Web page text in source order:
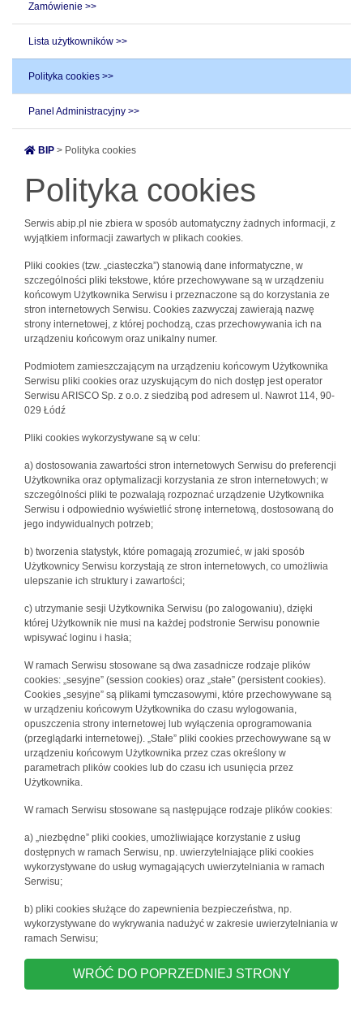
Zamówienie >>
Lista użytkowników >>
Polityka cookies >>
Panel Administracyjny >>
BIP > Polityka cookies
Polityka cookies
Serwis abip.pl nie zbiera w sposób automatyczny żadnych informacji, z
wyjątkiem informacji zawartych w plikach cookies.
Pliki cookies (tzw. „ciasteczka”) stanowią dane informatyczne, w
szczególności pliki tekstowe, które przechowywane są w urządzeniu
końcowym Użytkownika Serwisu i przeznaczone są do korzystania ze
stron internetowych Serwisu. Cookies zazwyczaj zawierają nazwę
strony internetowej, z której pochodzą, czas przechowywania ich na
urządzeniu końcowym oraz unikalny numer.
Podmiotem zamieszczającym na urządzeniu końcowym Użytkownika
Serwisu pliki cookies oraz uzyskującym do nich dostęp jest operator
Serwisu ARISCO Sp. z o.o. z siedzibą pod adresem ul. Nawrot 114, 90-
029 Łódź
Pliki cookies wykorzystywane są w celu:
a) dostosowania zawartości stron internetowych Serwisu do preferencji
Użytkownika oraz optymalizacji korzystania ze stron internetowych; w
szczególności pliki te pozwalają rozpoznać urządzenie Użytkownika
Serwisu i odpowiednio wyświetlić stronę internetową, dostosowaną do
jego indywidualnych potrzeb;
b) tworzenia statystyk, które pomagają zrozumieć, w jaki sposób
Użytkownicy Serwisu korzystają ze stron internetowych, co umożliwia
ulepszanie ich struktury i zawartości;
c) utrzymanie sesji Użytkownika Serwisu (po zalogowaniu), dzięki
której Użytkownik nie musi na każdej podstronie Serwisu ponownie
wpisywać loginu i hasła;
W ramach Serwisu stosowane są dwa zasadnicze rodzaje plików
cookies: „sesyjne” (session cookies) oraz „stałe” (persistent cookies).
Cookies „sesyjne” są plikami tymczasowymi, które przechowywane są
w urządzeniu końcowym Użytkownika do czasu wylogowania,
opuszczenia strony internetowej lub wyłączenia oprogramowania
(przeglądarki internetowej). „Stałe” pliki cookies przechowywane są w
urządzeniu końcowym Użytkownika przez czas określony w
parametrach plików cookies lub do czasu ich usunięcia przez
Użytkownika.
W ramach Serwisu stosowane są następujące rodzaje plików cookies:
a) „niezbędne” pliki cookies, umożliwiające korzystanie z usług
dostępnych w ramach Serwisu, np. uwierzytelniające pliki cookies
wykorzystywane do usług wymagających uwierzytelniania w ramach
Serwisu;
b) pliki cookies służące do zapewnienia bezpieczeństwa, np.
wykorzystywane do wykrywania nadużyć w zakresie uwierzytelniania w
ramach Serwisu;
WRÓĆ DO POPRZEDNIEJ STRONY